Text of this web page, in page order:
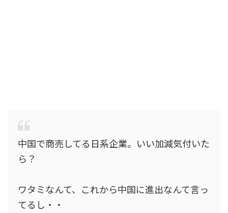
中国で商売してる日系企業。いい加減気付いた
ら？
ワタミなんて、これから中国に進出なんて言っ
てるし・・